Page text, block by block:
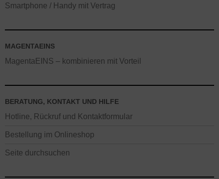
Smartphone / Handy mit Vertrag
MAGENTAEINS
MagentaEINS – kombinieren mit Vorteil
BERATUNG, KONTAKT UND HILFE
Hotline, Rückruf und Kontaktformular
Bestellung im Onlineshop
Seite durchsuchen